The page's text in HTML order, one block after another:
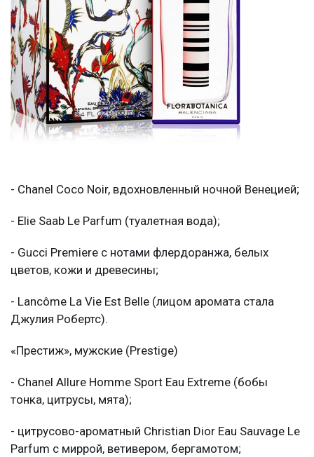
- Chanel Coco Noir, вдохновленный ночной Венецией;
- Elie Saab Le Parfum (туалетная вода);
- Gucci Premiere с нотами флердоранжа, белых
цветов, кожи и древесины;
- Lancôme La Vie Est Belle (лицом аромата стала
Джулия Робертс).
«Престиж», мужские (Prestige)
- Chanel Allure Homme Sport Eau Extreme (бобы
тонка, цитрусы, мята);
- цитрусово-ароматный Christian Dior Eau Sauvage Le
Parfum с миррой, ветивером, бергамотом;